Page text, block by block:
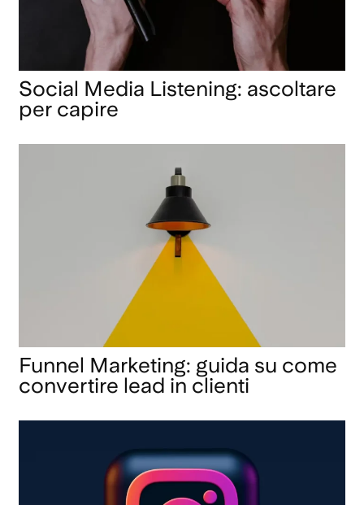
Social Media Listening: ascoltare
per capire
Funnel Marketing: guida su come
convertire lead in clienti